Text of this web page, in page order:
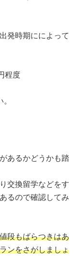
発時期にによって
程度
あるかどうかも踏
交換留学などをす
るので確認してみ
段もばらつきはあ
ンをさがしましょ